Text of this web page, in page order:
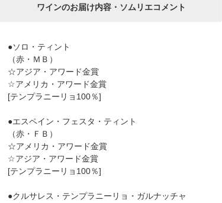
ワインのお届け内容・ソムリエコメント
●ソロ・ティント
（赤・ＭＢ）
☆アジア・アワード金賞
☆アメリカ・アワード金賞
[テンプラニーリョ100％]
●エスペイン・フェスタ・ティント
（赤・ＦＢ）
☆アメリカ・アワード金賞
☆アジア・アワード金賞
[テンプラニーリョ100％]
●クルサレス・テンプラニーリョ・ガルナッチャ